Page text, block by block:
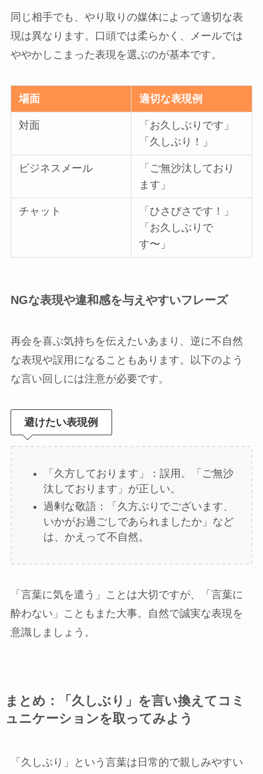
同じ相手でも、やり取りの媒体によって適切な表
現は異なります。口頭では柔らかく、メールでは
ややかしこまった表現を選ぶのが基本です。
場面 適切な表現例
対面
「お久しぶりです」
「久しぶり！」
ビジネスメール
「ご無沙汰しており
ます」
チャット
「ひさびさです！」
「お久しぶりで
す〜」
NGな表現や違和感を与えやすいフレーズ
再会を喜ぶ気持ちを伝えたいあまり、逆に不自然
な表現や誤用になることもあります。以下のよう
な言い回しには注意が必要です。
避けたい表現例
「久方しております」：誤用。「ご無沙
汰しております」が正しい。
過剰な敬語：「久方ぶりでございます、
いかがお過ごしであられましたか」など
は、かえって不自然。
「言葉に気を遣う」ことは大切ですが、「言葉に
酔わない」こともまた大事。自然で誠実な表現を
意識しましょう。
まとめ：「久しぶり」を言い換えてコミ
ュニケーションを取ってみよう
「久しぶり」という言葉は日常的で親しみやすい